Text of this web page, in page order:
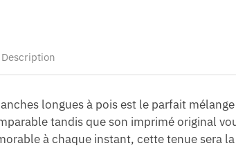
Description
longues à pois est le parfait
tandis que son imprimé original
à chaque instant, cette tenue sera